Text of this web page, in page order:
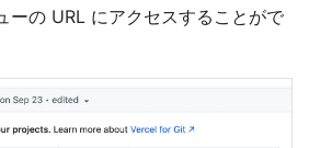
ーの URL にアクセスすることがで